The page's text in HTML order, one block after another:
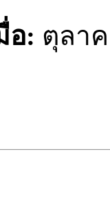
อ: ตุลาค